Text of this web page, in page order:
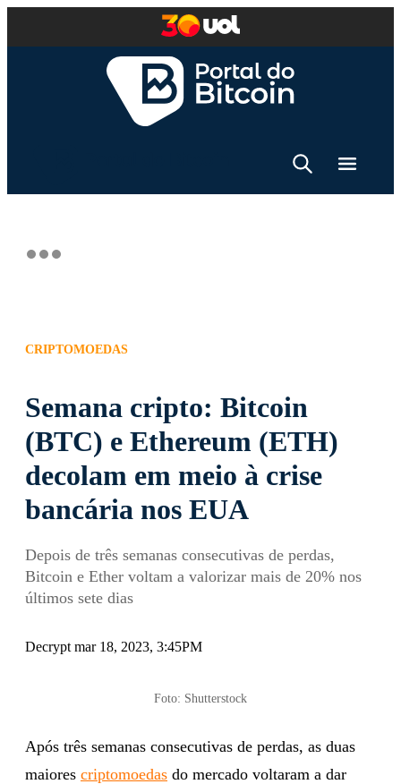
CRIPTOMOEDAS
Semana cripto: Bitcoin
(BTC) e Ethereum (ETH)
decolam em meio à crise
bancária nos EUA
Depois de três semanas consecutivas de perdas,
Bitcoin e Ether voltam a valorizar mais de 20% nos
últimos sete dias
Decrypt mar 18, 2023, 3:45PM
Foto: Shutterstock
Após três semanas consecutivas de perdas, as duas
maiores criptomoedas do mercado voltaram a dar